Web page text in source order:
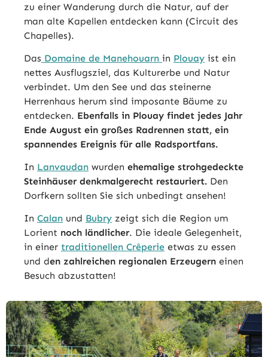
zu einer Wanderung durch die Natur, auf der
man alte Kapellen entdecken kann (Circuit des
Chapelles).
Das Domaine de Manehouarn in Plouay ist ein
nettes Ausflugsziel, das Kulturerbe und Natur
verbindet. Um den See und das steinerne
Herrenhaus herum sind imposante Bäume zu
entdecken. Ebenfalls in Plouay findet jedes Jahr
Ende August ein großes Radrennen statt, ein
spannendes Ereignis für alle Radsportfans.
In Lanvaudan wurden ehemalige strohgedeckte
Steinhäuser denkmalgerecht restauriert. Den
Dorfkern sollten Sie sich unbedingt ansehen!
In Calan und Bubry zeigt sich die Region um
Lorient noch ländlicher. Die ideale Gelegenheit,
in einer traditionellen Crêperie etwas zu essen
und den zahlreichen regionalen Erzeugern einen
Besuch abzustatten!